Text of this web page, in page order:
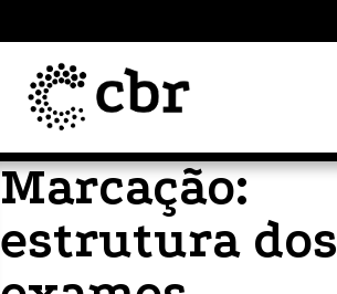
Marcação:
estrutura dos